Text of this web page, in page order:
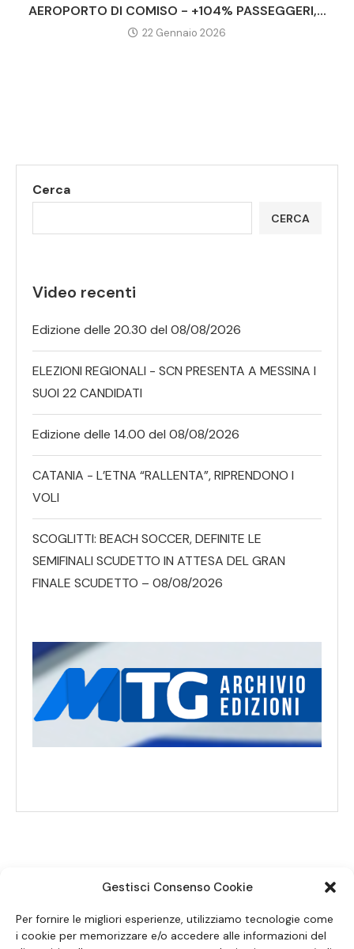
Gestisci Consenso Cookie
Per fornire le migliori esperienze, utilizziamo tecnologie come
i cookie per memorizzare e/o accedere alle informazioni del
AEROPORTO DI COMISO - +104% PASSEGGERI,...
22 Gennaio 2026
Cerca
CERCA
Video recenti
Edizione delle 20.30 del 08/08/2026
ELEZIONI REGIONALI - SCN PRESENTA A MESSINA I
SUOI 22 CANDIDATI
Edizione delle 14.00 del 08/08/2026
CATANIA - L’ETNA “RALLENTA”, RIPRENDONO I
VOLI
SCOGLITTI: BEACH SOCCER, DEFINITE LE
SEMIFINALI SCUDETTO IN ATTESA DEL GRAN
FINALE SCUDETTO – 08/08/2026
SEGUICI SUI SOCIAL